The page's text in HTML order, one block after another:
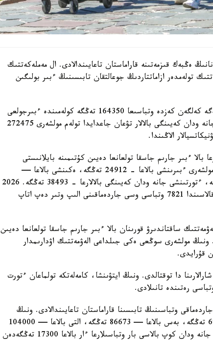
ەڭبەك قىزمەتىنە قاراماستان تاعايىندالادى. ال مەملەكەتتىك
تولەمدەر ازاماتتاردىڭ جوعالتقان تابىسىنىڭ ءبىر بولىگىن
- ءبىرىنشى، ەكىنشى جانە ءۇشىنشى بالا دۇنيەگە كەلگەن كەزدە وتباسىعا 164350 تەڭگە كولەمىندە ءبىرجولعى
مەملەكەتتىك جاردەماقى تولەنەدى. ءتورتىنشى جانە ودان كەيىنگى بالالار تۋعان جاعدايدا تولەم مولشەرى 272475
الاڭىندا.
ءبىر جارىم جاسقا تولعانعا دەيىن كۇتىمىنە بايلانىستى
مەملەكەتتىك جاردەماقى بەرىلەدى. بيىل ونىڭ مولشەرى ءبىرىنشى بالاعا - 24912 تەڭگە، ەكىنشى بالاعا —
29454 تەڭگە، ءۇشىنشى بالاعا - 33952 تەڭگە، ءتورتىنشى جانە ودان كەيىنگى بالالارعا - 38493 تەڭگە. 2026
-جىلعى 1- تامىزداعى جاعداي بويىنشا استانا قالاسىندا 7821 وتباسى وسى جاردەماقىنى الىپ وتىر دەپ اتاپ
ساقتاندىرۋ قورىنان بالا ءبىر جارىم جاسقا تولعانعا دەيىن
ونىڭ مولشەرى سوڭعى ەكى جىلداعى الەۋمەتتىك اۋدارىمدار
دا توقتالدى. ونىڭ ايتۋىنشا، كامەلەتكە تولماعان ءتورت
رەتىندە تانىلادى.
وتباسىنىڭ تابىسىنا قاراماستان تاعايىندالادى. ونىڭ
مولشەرى ءتورت بالاسى بار وتباسىلارعا — 69330 تەڭگە، بەس بالاعا — 86673 تەڭگە، التى بالاعا — 104000
تەڭگە، جەتى بالاعا — 121360 تەڭگە. سەگىز جانە ودان كوپ بالاسى بار وتباسىلارعا ءار بالاعا 17300 تەڭگەدەن